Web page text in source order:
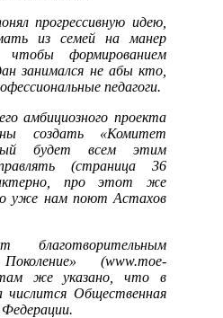
прогрессивную идею,
из семей на манер
формированием
занимался не абы кто,
педагоги.
амбициозного проекта
создать «Комитет
будет всем этим
(страница 36
про этот же
уже нам поют Астахов
благотворительным
(www.moe-
там же указано, что в
числится Общественная